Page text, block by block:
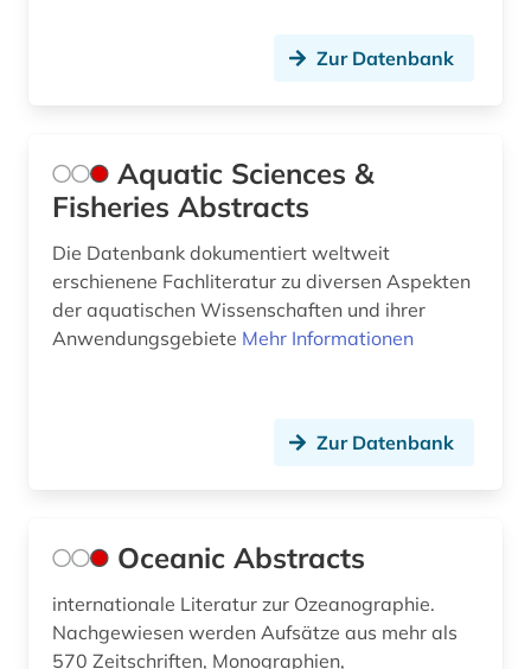
Zur Datenbank
Aquatic Sciences &
Fisheries Abstracts
Die Datenbank dokumentiert weltweit
erschienene Fachliteratur zu diversen Aspekten
der aquatischen Wissenschaften und ihrer
Anwendungsgebiete Mehr Informationen
Zur Datenbank
Oceanic Abstracts
internationale Literatur zur Ozeanographie.
Nachgewiesen werden Aufsätze aus mehr als
570 Zeitschriften, Monographien,